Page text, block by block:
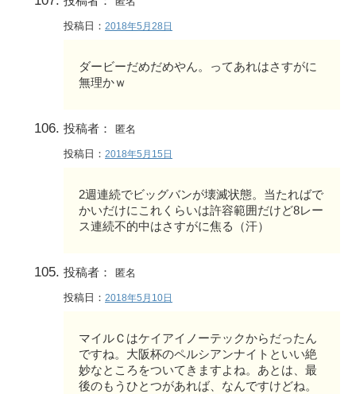
投稿日： 2018年5月28日
ダービーだめだめやん。ってあれはさすがに
無理かｗ
投稿者： 匿名
投稿日： 2018年5月15日
2週連続でビッグバンが壊滅状態。当たればで
かいだけにこれくらいは許容範囲だけど8レー
ス連続不的中はさすがに焦る（汗）
投稿者： 匿名
投稿日： 2018年5月10日
マイルＣはケイアイノーテックからだったん
ですね。大阪杯のペルシアンナイトといい絶
妙なところをついてきますよね。あとは、最
後のもうひとつがあれば、なんですけどね。